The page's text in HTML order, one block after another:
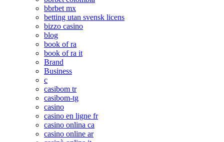
bbrbet mx
betting utan svensk licens
bizzo casino
blog
book of ra
book of ra it
Brand
Business
c
casibom tr
casibom-tg
casino
casino en ligne fr
casino onlina ca
casino online ar